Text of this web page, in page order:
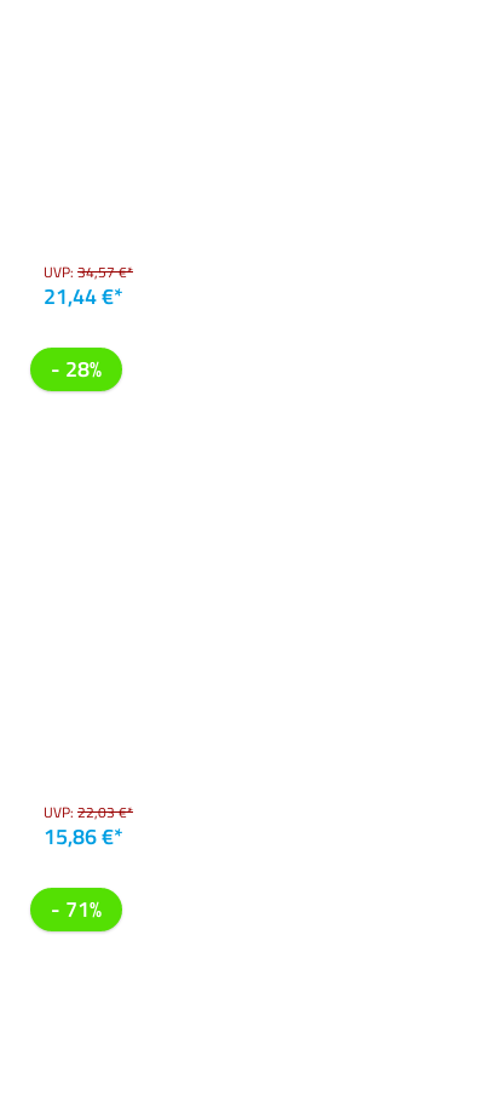
UVP: 34,57 €*
21,44 €*
- 28%
UVP: 22,03 €*
15,86 €*
- 71%